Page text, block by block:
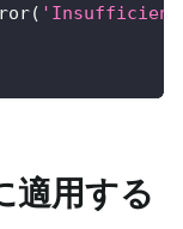
( 'Insufficient
適用する